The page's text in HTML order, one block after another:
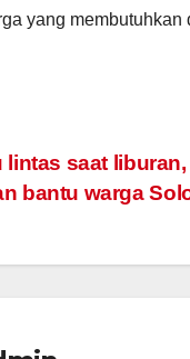
yang membutuhkan
lintas saat liburan,
bantu warga